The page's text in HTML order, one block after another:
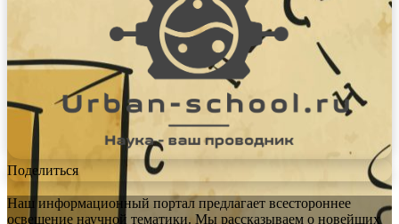
Поделиться
Наш информационный портал предлагает всестороннее
освещение научной тематики. Мы рассказываем о новейших